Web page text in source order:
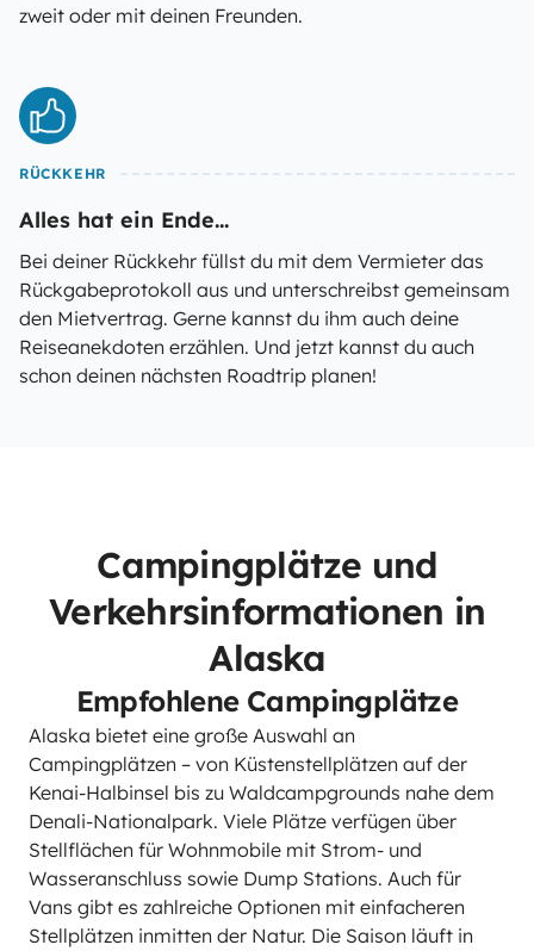
zweit oder mit deinen Freunden.
RÜCKKEHR
Alles hat ein Ende...
Bei deiner Rückkehr füllst du mit dem Vermieter das
Rückgabeprotokoll aus und unterschreibst gemeinsam
den Mietvertrag. Gerne kannst du ihm auch deine
Reiseanekdoten erzählen. Und jetzt kannst du auch
schon deinen nächsten Roadtrip planen!
Campingplätze und
Verkehrsinformationen in
Alaska
Empfohlene Campingplätze
Alaska bietet eine große Auswahl an
Campingplätzen – von Küstenstellplätzen auf der
Kenai-Halbinsel bis zu Waldcampgrounds nahe dem
Denali-Nationalpark. Viele Plätze verfügen über
Stellflächen für Wohnmobile mit Strom- und
Wasseranschluss sowie Dump Stations. Auch für
Vans gibt es zahlreiche Optionen mit einfacheren
Stellplätzen inmitten der Natur. Die Saison läuft in